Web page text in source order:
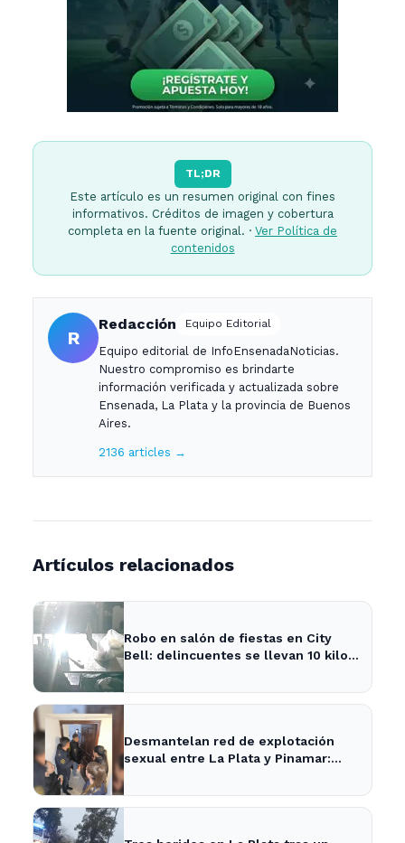
TL;DR
Este artículo es un resumen original con fines
informativos. Créditos de imagen y cobertura
completa en la fuente original. · Ver Política de
contenidos
R
Redacción Equipo Editorial
Equipo editorial de InfoEnsenadaNoticias.
Nuestro compromiso es brindarte
información verificada y actualizada sobre
Ensenada, La Plata y la provincia de Buenos
Aires.
2136 articles →
Artículos relacionados
Robo en salón de fiestas en City
Bell: delincuentes se llevan 10 kilos
Desmantelan red de explotación
sexual entre La Plata y Pinamar: